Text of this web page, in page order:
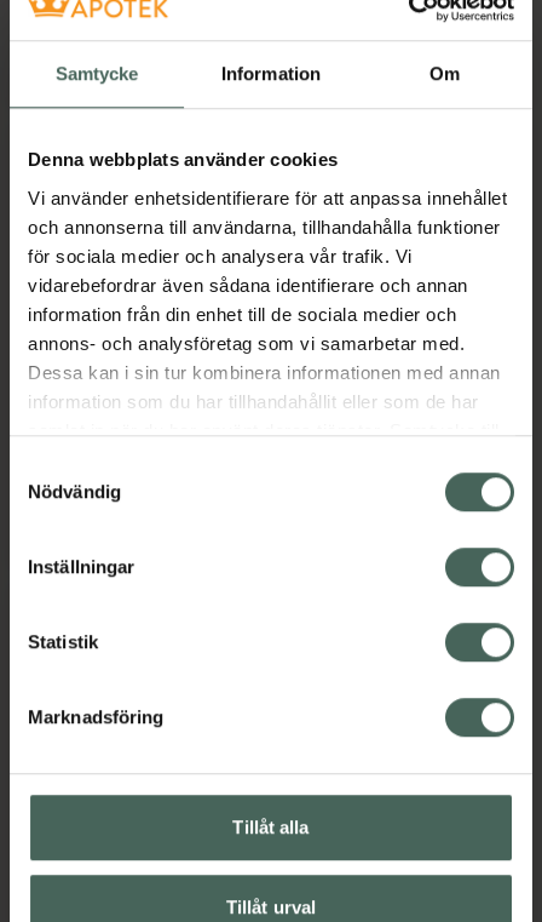
Samtycke Information Om
Denna webbplats använder cookies
Vi använder enhetsidentifierare för att anpassa innehållet
och annonserna till användarna, tillhandahålla funktioner
för sociala medier och analysera vår trafik. Vi
vidarebefordrar även sådana identifierare och annan
information från din enhet till de sociala medier och
annons- och analysföretag som vi samarbetar med.
Dessa kan i sin tur kombinera informationen med annan
information som du har tillhandahållit eller som de har
samlat in när du har använt deras tjänster. Samtycke till
återkalla ditt samtycke via webbplatsens
cookieinställningar. Ett återkallat samtycke påverkar inte
lagligheten av behandling som skett innan återkallelsen.
Nödvändig
Inställningar
Statistik
Marknadsföring
Tillåt alla
Tillåt urval
Söndag Stängt
Språk
Svenska
Engelska
Arabiska
Bengali
Hindi
Italienska
Ryska
Tänk på att personen som pratar ett visst språk inte
finns på apoteket alla dagar, så vissa avvikelser kan
Service
Visa
Parkering för rörelsehindrad
Make up-sortiment